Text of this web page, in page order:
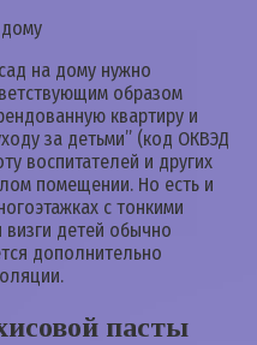
на дому нужно
образом
квартиру и
за детьми” (код ОКВЭД
воспитателей и других
помещении. Но есть и
с тонкими
визги детей обычно
дополнительно
пасты